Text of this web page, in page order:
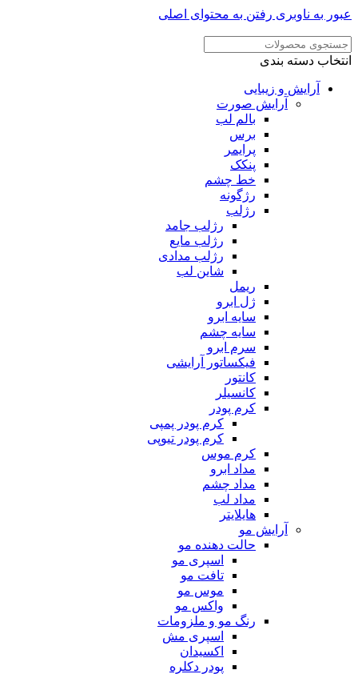
به ناوبریرفتن به محتوای اصلی
دسته بندی
آرایش و زیبایی
آرایش صورت
بالم لب
برس
پرایمر
پنکک
خط چشم
رژگونه
رژلب
رژلب جامد
رژلب مایع
رژلب مدادی
شاین لب
ریمل
ژل ابرو
سایه ابرو
سایه چشم
سرم ابرو
فیکساتور آرایشی
کانتور
کانسیلر
کرم پودر
کرم پودر پمپی
کرم پودر تیوپی
کرم موس
مداد ابرو
مداد چشم
مداد لب
هایلایتر
آرایش مو
حالت دهنده مو
اسپری مو
تافت مو
موس مو
واکس مو
رنگ مو و ملزومات
اسپری مش
اکسیدان
پودر دکلره